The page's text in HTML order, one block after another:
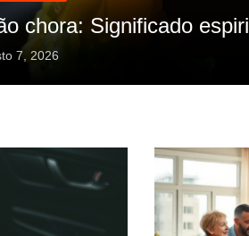
e responsabilidades
7, 2026